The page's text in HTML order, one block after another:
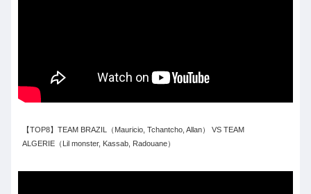
【TOP8】TEAM BRAZIL（Mauricio, Tchantcho, Allan） VS TEAM
ALGERIE（Lil monster, Kassab, Radouane）